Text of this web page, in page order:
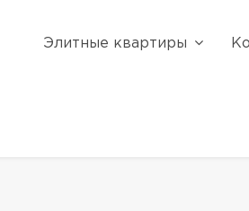
Элитные квартиры